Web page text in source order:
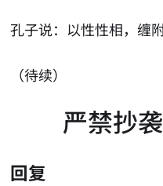
孔子说：以性性相，缠
（待续）
严禁抄
回复